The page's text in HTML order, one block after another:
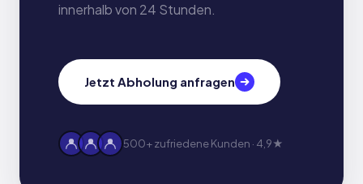
innerhalb von 24 Stunden.
Jetzt Abholung anfragen
500+ zufriedene Kunden · 4,9★